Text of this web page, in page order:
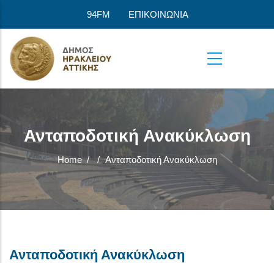
94FM ΕΠΙΚΟΙΝΩΝΙΑ
Ανταποδοτική Ανακύκλωση
Home / / Ανταποδοτική Ανακύκλωση
Ανταποδοτική Ανακύκλωση